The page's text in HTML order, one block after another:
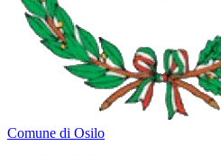
Comune di Osilo